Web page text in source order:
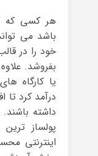
هر کسی که
باشد می
خود را در
بفروشد.
یا کارگاه
درآمد کرد تا
داشته
پولساز
اینترنتی